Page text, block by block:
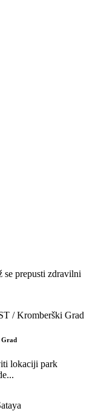
se prepusti zdravilni
lokaciji park